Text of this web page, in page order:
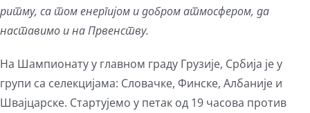
ритму, са том енергијом и добром атмосфером, да
наставимо и на Првенству.
На Шампионату у главном граду Грузије, Србија је у
групи са селекцијама: Словачке, Финске, Албаније и
Швајцарске. Стартујемо у петак од 19 часова против